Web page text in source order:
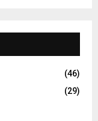
(46)
(29)